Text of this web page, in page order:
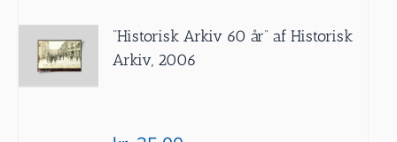
”Historisk Arkiv 60 år” af Historisk
Arkiv, 2006